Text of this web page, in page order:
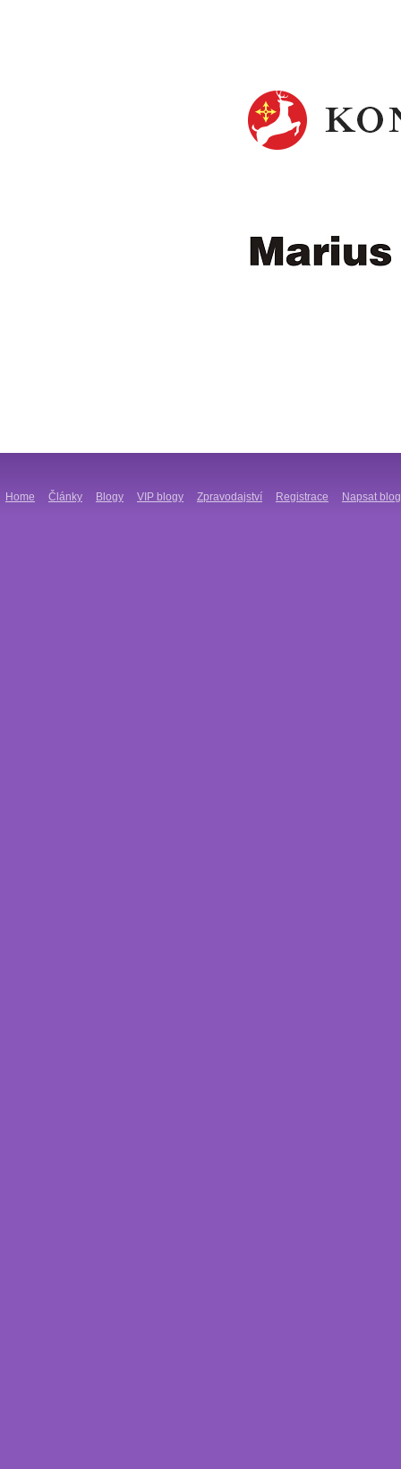
Home Články Blogy VIP blogy Zpravodajství Registrace Napsat blog